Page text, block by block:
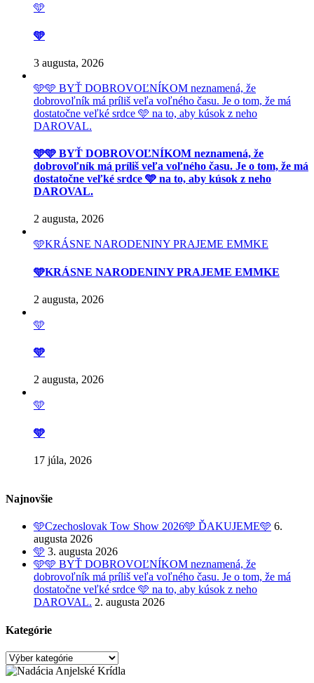
🩵
🩵
3 augusta, 2026
🩵🩵 BYŤ DOBROVOĽNÍKOM neznamená, že
dobrovoľník má príliš veľa voľného času. Je o tom, že má
dostatočne veľké srdce 🩵 na to, aby kúsok z neho
DAROVAL.
🩵🩵 BYŤ DOBROVOĽNÍKOM neznamená, že
dobrovoľník má príliš veľa voľného času. Je o tom, že má
dostatočne veľké srdce 🩵 na to, aby kúsok z neho
DAROVAL.
2 augusta, 2026
🩵KRÁSNE NARODENINY PRAJEME EMMKE
🩵KRÁSNE NARODENINY PRAJEME EMMKE
2 augusta, 2026
🩵
🩵
2 augusta, 2026
🩵
🩵
17 júla, 2026
Najnovšie
🩵Czechoslovak Tow Show 2026🩵 ĎAKUJEME🩵 6.
augusta 2026
🩵 3. augusta 2026
🩵🩵 BYŤ DOBROVOĽNÍKOM neznamená, že
dobrovoľník má príliš veľa voľného času. Je o tom, že má
dostatočne veľké srdce 🩵 na to, aby kúsok z neho
DAROVAL. 2. augusta 2026
Kategórie
Kategórie